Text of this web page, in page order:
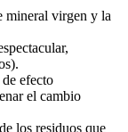
mineral virgen y la
efecto
el cambio
los residuos que